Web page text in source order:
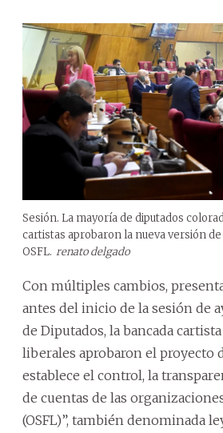
Sesión. La mayoría de diputados
cartistas aprobaron la nueva versión
OSFL. renato delgado
Con múltiples cambios,
antes del inicio de la sesión de
de Diputados, la bancada
liberales aprobaron el proyecto
establece el control, la
de cuentas de las
(OSFL)”, también denominada